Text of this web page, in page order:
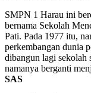
SMPN 1 Harau ini
bernama Sekolah
Pati. Pada 1977 itu,
perkembangan dunia
dibangun lagi sekolah
namanya berganti
SAS